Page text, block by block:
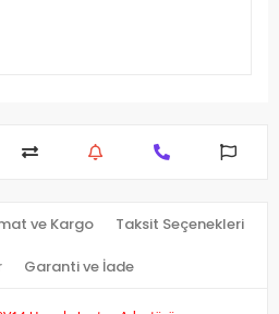
ve Kargo Taksit Seçenekleri
Garanti ve İade